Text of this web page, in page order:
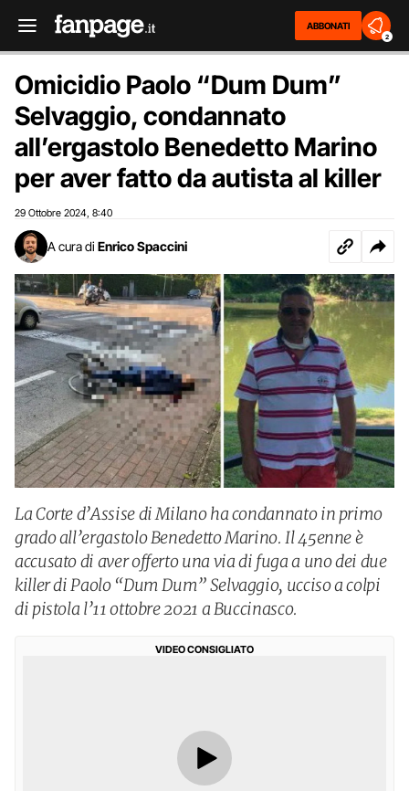
ABBONATI
2
Omicidio Paolo “Dum Dum”
Selvaggio, condannato
all’ergastolo Benedetto Marino
per aver fatto da autista al killer
29 Ottobre 2024 8:40
A cura di Enrico Spaccini
La Corte d’Assise di Milano ha condannato in primo
grado all’ergastolo Benedetto Marino. Il 45enne è
accusato di aver offerto una via di fuga a uno dei due
killer di Paolo “Dum Dum” Selvaggio, ucciso a colpi
di pistola l’11 ottobre 2021 a Buccinasco.
VIDEO CONSIGLIATO